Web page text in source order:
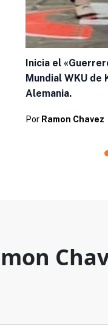
Inicia el
Mundial WKU de
Alemania.
Por Ramon Chavez